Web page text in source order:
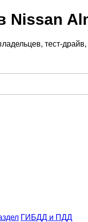
тест-
ГИБДД и ПДД